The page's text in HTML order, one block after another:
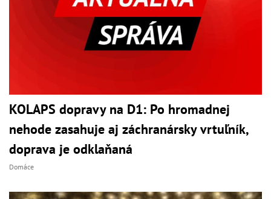
KOLAPS dopravy na D1: Po hromadnej
nehode zasahuje aj záchranársky vrtuľník,
doprava je odklaňaná
Domáce